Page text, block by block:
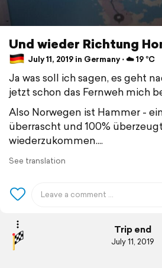
Und wieder Richtung
July 11, 2019 in Germany ⋅ ☁️ 19 °C
Ja was soll ich sagen, es geht
jetzt schon das Fernweh mich
Also Norwegen ist Hammer -
überrascht und 100% überzeugt
wiederzukommen....
See translation
Trip end
July 11, 2019